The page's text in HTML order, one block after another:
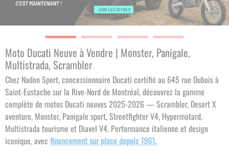
Moto Ducati Neuve à Vendre | Monster, Panigale,
Multistrada, Scrambler
Chez Nadon Sport, concessionnaire Ducati certifié au 645 rue Dubois à
Saint-Eustache sur la Rive-Nord de Montréal, découvrez la gamme
complète de motos Ducati neuves 2025-2026 — Scrambler, Desert X
aventure, Monster, Panigale sport, Streetfighter V4, Hypermotard,
Multistrada tourisme et Diavel V4. Performance italienne et design
iconique, avec financement sur place depuis 1961.